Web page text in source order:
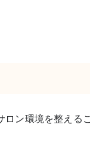
ロン環境を整える